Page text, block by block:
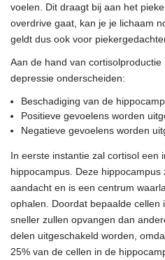
voelen. Dit draagt bij aan het
overdrive gaat, kan je je lichaam
geldt dus ook voor
Aan de hand van
depressie onderscheiden:
Beschadiging van de
Positieve gevoelens worden
Negatieve gevoelens worden
In eerste instantie zal cortisol een
hippocampus. Deze
aandacht en is een centrum
ophalen. Doordat bepaalde cellen
sneller zullen opvangen dan
delen uitgeschakeld worden,
25% van de cellen in de